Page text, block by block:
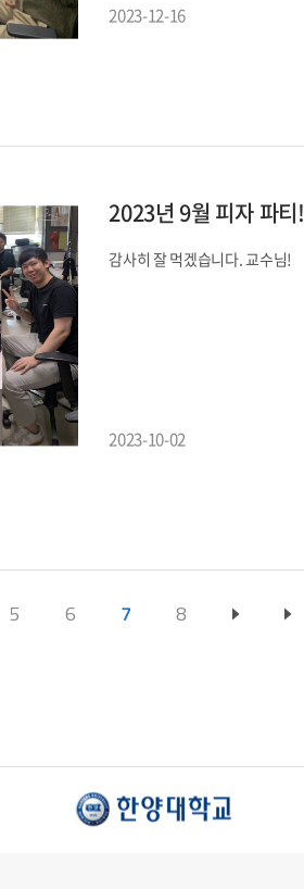
2023-12-16
2023년 9월 피자 파티!
감사히 잘 먹겠습니다. 교수님!
2023-10-02
5 6 7 8